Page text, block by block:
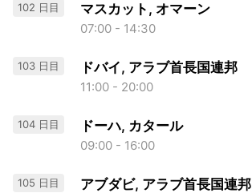
102 日目 マスカット, オマーン
07:00 - 14:30
103 日目 ドバイ, アラブ首長国連邦
11:00 - 20:00
104 日目 ドーハ, カタール
09:00 - 16:00
105 日目 アブダビ, アラブ首長国連邦